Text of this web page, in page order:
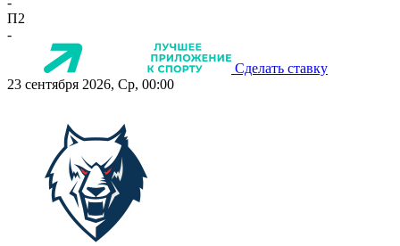
П2
-
Сделать ставку
23 сентября 2026, Ср, 00:00